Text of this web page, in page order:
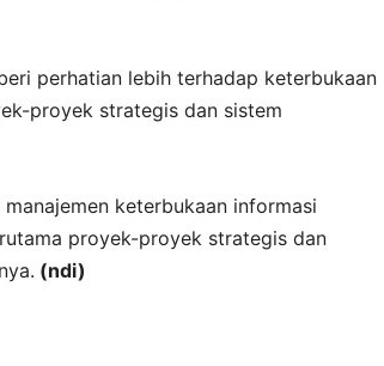
perhatian lebih terhadap keterbukaan
proyek strategis dan sistem
keterbukaan informasi
proyek-proyek strategis dan
(ndi)